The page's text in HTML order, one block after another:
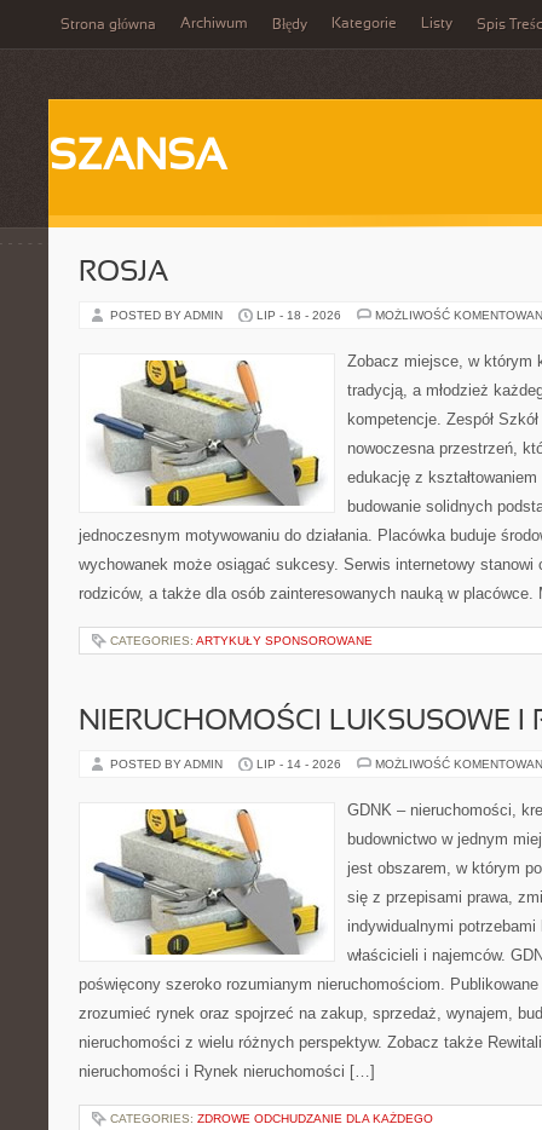
Strona główna Archiwum Błędy Kategorie Listy Spis
SZANSA
ROSJA
POSTED BY ADMIN LIP - 18 - 2026 MOŻLIWOŚĆ
Zobacz miejsce, w którym
tradycją, a młodzież
kompetencje. Zespół
nowoczesna przestrzeń,
edukację z
budowanie solidnych
jednoczesnym motywowaniu do działania. Placówka buduje
wychowanek może osiągać sukcesy. Serwis internetowy stanowi
rodziców, a także dla osób zainteresowanych nauką w
CATEGORIES: ARTYKUŁY SPONSOROWANE
NIERUCHOMOŚCI LUKSUSOWE I
POSTED BY ADMIN LIP - 14 - 2026 MOŻLIWOŚĆ
GDNK – nieruchomości,
budownictwo w jednym
jest obszarem, w którym
się z przepisami prawa,
indywidualnymi
właścicieli i najemców.
poświęcony szeroko rozumianym nieruchomościom. Publikowane
zrozumieć rynek oraz spojrzeć na zakup, sprzedaż, wynajem,
nieruchomości z wielu różnych perspektyw. Zobacz także
nieruchomości i Rynek nieruchomości […]
CATEGORIES: ZDROWE ODCHUDZANIE DLA KAŻDEGO